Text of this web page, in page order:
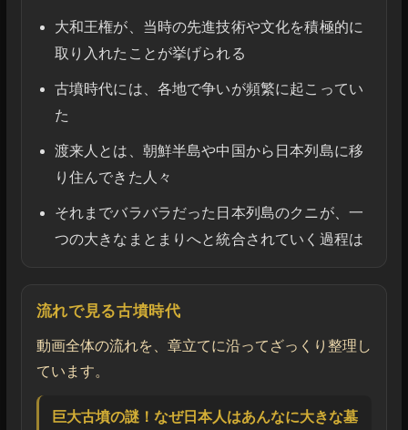
大和王権が、当時の先進技術や文化を積極的に
取り入れたことが挙げられる
古墳時代には、各地で争いが頻繁に起こってい
た
渡来人とは、朝鮮半島や中国から日本列島に移
り住んできた人々
それまでバラバラだった日本列島のクニが、一
つの大きなまとまりへと統合されていく過程は
流れで見る古墳時代
動画全体の流れを、章立てに沿ってざっくり整理し
ています。
巨大古墳の謎！なぜ日本人はあんなに大きな墓